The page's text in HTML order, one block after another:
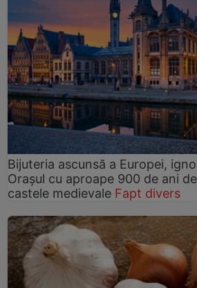
Bijuteria ascunsă a Europei,
Orașul cu aproape 900 de ani
castele medievale Fapt divers